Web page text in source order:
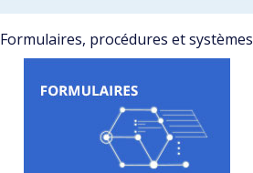
Formulaires, procédures et systèmes